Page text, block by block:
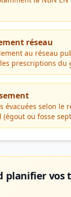
réseau
au réseau
prescriptions du
évacuées selon le
(égout ou fosse
planifier vos